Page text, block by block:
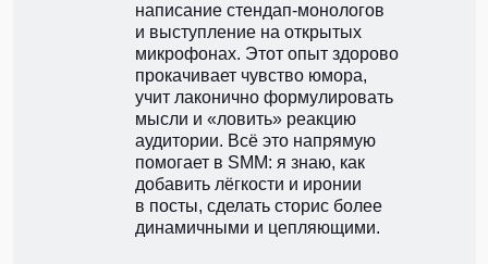
написание стендап‑монологов
и выступление на открытых
микрофонах. Этот опыт здорово
прокачивает чувство юмора,
учит лаконично формулировать
мысли и «ловить» реакцию
аудитории. Всё это напрямую
помогает в SMM: я знаю, как
добавить лёгкости и иронии
в посты, сделать сторис более
динамичными и цепляющими.